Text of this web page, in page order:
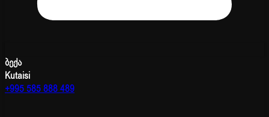
ბექა
Kutaisi
+995 585 888 489